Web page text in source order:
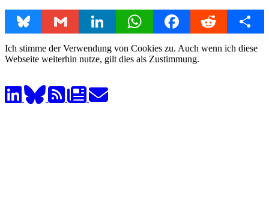
Bluesky Gmail LinkedIn WhatsAppFacebookReddit Share
Ich stimme der Verwendung von Cookies zu. Auch wenn ich diese
Webseite weiterhin nutze, gilt dies als Zustimmung.